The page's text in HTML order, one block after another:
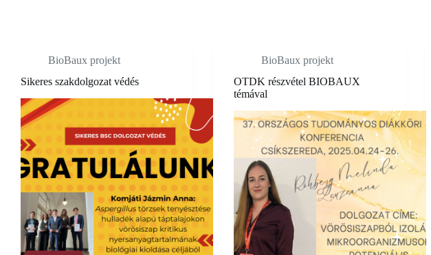
BioBaux projekt
Sikeres szakdolgozat védés
BioBaux projekt
OTDK részvétel BIOBAUX
témával